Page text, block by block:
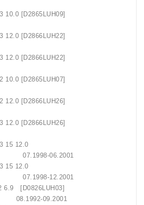
10.0 [D2865LUH09]
12.0 [D2866LUH22]
12.0 [D2866LUH22]
10.0 [D2865LUH07]
12.0 [D2866LUH26]
12.0 [D2866LUH26]
15 12.0
07.1998-06.2001
15 12.0
07.1998-12.2001
[D0826LUH03]
08.1992-09.2001